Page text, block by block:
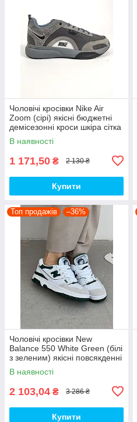
Чоловічі кросівки Nike Air
Zoom (сірі) якісні бюджетні
демісезонні кроси шкіра сітка
D426 топ
В наявності
1 171,50 ₴ 2 130 ₴
Купити
Топ продажів –36%
Чоловічі кросівки New
Balance 550 White Green (білі
з зеленим) якісні повсякденні
кроси NB020 top
В наявності
2 103,04 ₴ 3 286 ₴
Купити